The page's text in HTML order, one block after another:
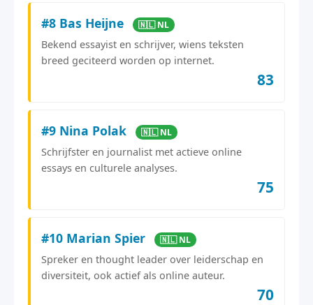
#8 Bas Heijne 🇳🇱 NL
Bekend essayist en schrijver, wiens teksten
breed geciteerd worden op internet.
83
#9 Nina Polak 🇳🇱 NL
Schrijfster en journalist met actieve online
essays en culturele analyses.
75
#10 Marian Spier 🇳🇱 NL
Spreker en thought leader over leiderschap en
diversiteit, ook actief als online auteur.
70